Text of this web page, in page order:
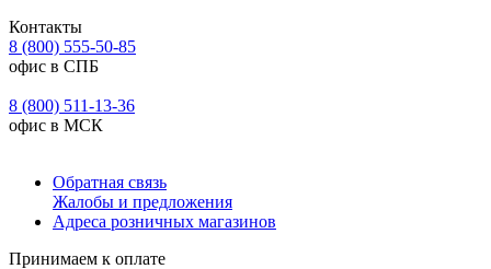
Контакты
8 (800) 555-50-85
офис в СПБ
8 (800) 511-13-36
офис в МСК
Обратная связь
Жалобы и предложения
Адреса розничных магазинов
Принимаем к оплате